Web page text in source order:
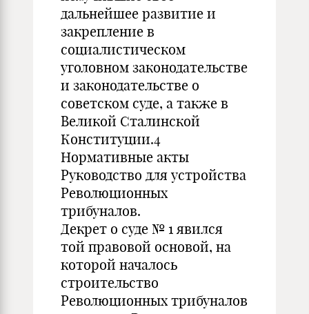
дальнейшее развитие и
закрепление в
социалистическом
уголовном законодательстве
и законодательстве о
советском суде, а также в
Великой Сталинской
Конституции.4
Нормативные акты
Руководство для устройства
Революционных
трибуналов.
Декрет о суде № 1 явился
той правовой основой, на
которой началось
строительство
Революционных трибуналов